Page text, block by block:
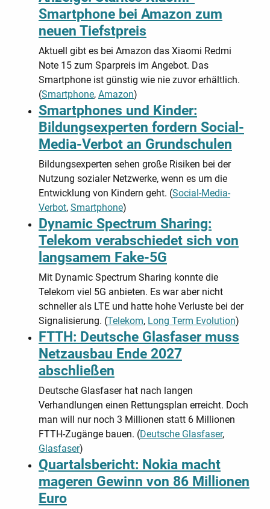
Smartphone bei Amazon zum
neuen Tiefstpreis
Aktuell gibt es bei Amazon das Xiaomi Redmi
Note 15 zum Sparpreis im Angebot. Das
Smartphone ist günstig wie nie zuvor erhältlich.
(Smartphone, Amazon)
Smartphones und Kinder:
Bildungsexperten fordern Social-
Media-Verbot an Grundschulen
Bildungsexperten sehen große Risiken bei der
Nutzung sozialer Netzwerke, wenn es um die
Entwicklung von Kindern geht. (Social-Media-
Verbot, Smartphone)
Dynamic Spectrum Sharing:
Telekom verabschiedet sich von
langsamem Fake-5G
Mit Dynamic Spectrum Sharing konnte die
Telekom viel 5G anbieten. Es war aber nicht
schneller als LTE und hatte hohe Verluste bei der
Signalisierung. (Telekom, Long Term Evolution)
FTTH: Deutsche Glasfaser muss
Netzausbau Ende 2027
abschließen
Deutsche Glasfaser hat nach langen
Verhandlungen einen Rettungsplan erreicht. Doch
man will nur noch 3 Millionen statt 6 Millionen
FTTH-Zugänge bauen. (Deutsche Glasfaser,
Glasfaser)
Quartalsbericht: Nokia macht
mageren Gewinn von 86 Millionen
Euro